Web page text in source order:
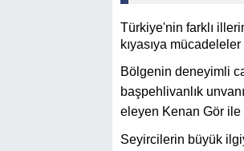
Türkiye'nin farklı
kıyasıya mücadeleler
Bölgenin deneyimli
başpehlivanlık
eleyen Kenan Gör ile
Seyircilerin büyük